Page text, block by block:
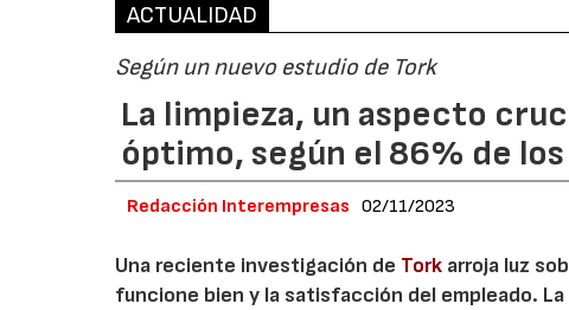
ACTUALIDAD
Según un nuevo estudio de Tork
La limpieza, un aspecto
óptimo, según el 86% de
Redacción Interempresas 02/11/2023
Una reciente investigación de Tork arroja luz
funcione bien y la satisfacción del empleado.